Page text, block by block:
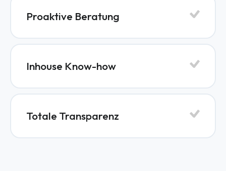
Proaktive Beratung
Inhouse Know-how
Totale Transparenz